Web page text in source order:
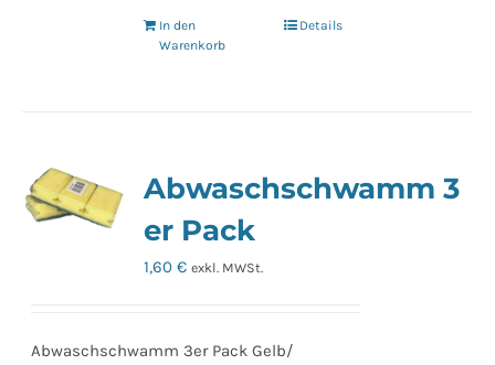
In den
Warenkorb
Details
Abwaschschwamm 3
er Pack
1,60€ exkl. MWSt.
Abwaschschwamm 3er Pack Gelb/